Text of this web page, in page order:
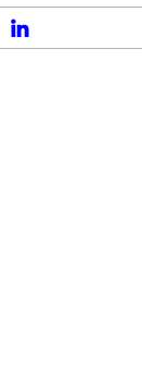
linkedin